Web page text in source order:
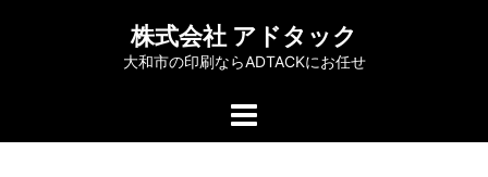
株式会社 アドタック
大和市の印刷ならADTACKにお任せ